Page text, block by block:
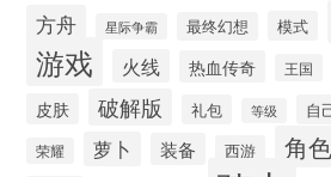
方舟 星际争霸 最终幻想 模式
游戏 火线 热血传奇 王国
皮肤 破解版 礼包 等级 自
荣耀 萝卜 装备 西游 角色